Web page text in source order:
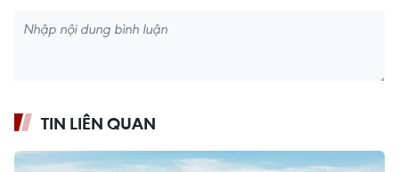
TIN LIÊN QUAN